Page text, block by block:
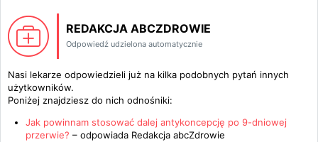
REDAKCJA ABCZDROWIE
Odpowiedź udzielona automatycznie
Nasi lekarze odpowiedzieli już na kilka podobnych pytań innych
użytkowników.
Poniżej znajdziesz do nich odnośniki:
Jak powinnam stosować dalej antykoncepcję po 9-dniowej
przerwie? – odpowiada Redakcja abcZdrowie